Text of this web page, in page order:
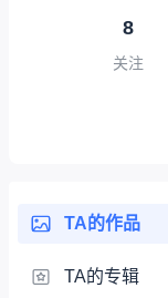
8
关注
TA的作品
TA的专辑